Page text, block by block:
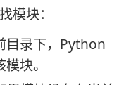
模块：
目录下，Python
块。